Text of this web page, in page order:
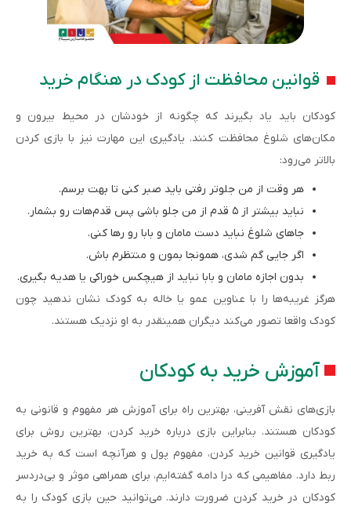
قوانین محافظت از کودک در هنگام خرید
کودکان باید یاد بگیرند که چگونه از خودشان در محیط بیرون و
مکان‌های شلوغ محافظت کنند. یادگیری این مهارت نیز با بازی کردن
بالاتر می‌رود:
هر وقت از من جلوتر رفتی باید صبر کنی تا بهت برسم.
نباید بیشتر از ۵ قدم از من جلو باشی پس قدم‌هات رو بشمار.
جاهای شلوغ نباید دست مامان و بابا رو رها کنی.
اگر جایی گم شدی، همونجا بمون و منتظرم باش.
بدون اجازه مامان و بابا نباید از هیچکس خوراکی یا هدیه بگیری.
هرگز غریبه‌ها را با عناوین عمو یا خاله به کودک نشان ندهید چون
کودک واقعا تصور می‌کند دیگران همینقدر به او نزدیک هستند.
آموزش خرید به کودکان
بازی‌های نقش آفرینی، بهترین راه برای آموزش هر مفهوم و قانونی به
کودکان هستند. بنابراین بازی درباره خرید کردن، بهترین روش برای
یادگیری قوانین خرید کردن، مفهوم پول و هرآنچه است که به خرید
ربط دارد. مفاهیمی که درا دامه گفته‌ایم، برای همراهی موثر و بی‌دردسر
کودکان در خرید کردن ضرورت دارند. می‌توانید حین بازی کودک را به